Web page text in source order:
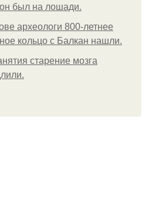
он был на лошади.
археологи 800-летнее
кольцо с Балкан нашли.
старение мозга